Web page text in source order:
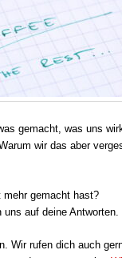
gemacht, was uns
wir das aber
gemacht hast?
auf deine Antworten.
Wir rufen dich auch